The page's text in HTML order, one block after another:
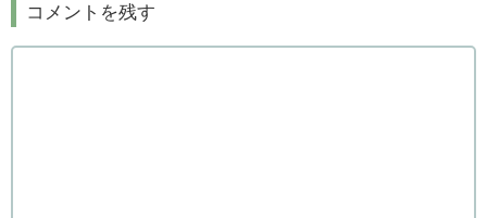
コメントを残す